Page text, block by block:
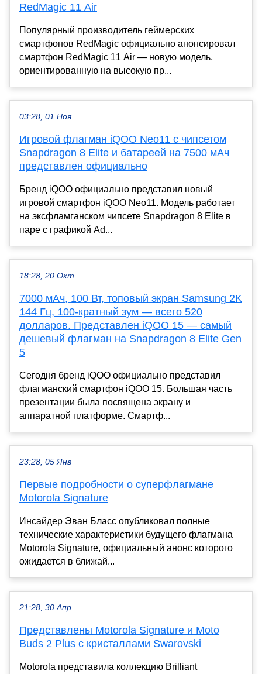
RedMagic 11 Air
Популярный производитель геймерских
смартфонов RedMagic официально анонсировал
смартфон RedMagic 11 Air — новую модель,
ориентированную на высокую пр...
03:28, 01 Ноя
Игровой флагман iQOO Neo11 с чипсетом
Snapdragon 8 Elite и батареей на 7500 мАч
представлен официально
Бренд iQOO официально представил новый
игровой смартфон iQOO Neo11. Модель работает
на эксфламганском чипсете Snapdragon 8 Elite в
паре с графикой Ad...
18:28, 20 Окт
7000 мАч, 100 Вт, топовый экран Samsung 2K
144 Гц, 100-кратный зум — всего 520
долларов. Представлен iQOO 15 — самый
дешевый флагман на Snapdragon 8 Elite Gen
5
Сегодня бренд iQOO официально представил
флагманский смартфон iQOO 15. Большая часть
презентации была посвящена экрану и
аппаратной платформе. Смартф...
23:28, 05 Янв
Первые подробности о суперфлагмане
Motorola Signature
Инсайдер Эван Бласс опубликовал полные
технические характеристики будущего флагмана
Motorola Signature, официальный анонс которого
ожидается в ближай...
21:28, 30 Апр
Представлены Motorola Signature и Moto
Buds 2 Plus с кристаллами Swarovski
Motorola представила коллекцию Brilliant